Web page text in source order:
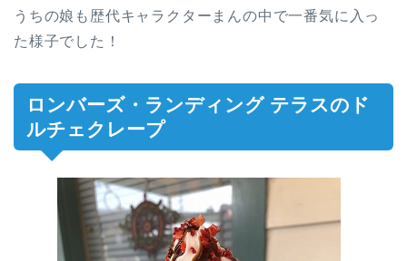
うちの娘も歴代キャラクターまんの中で一番気に入っ
た様子でした！
ロンバーズ・ランディング テラスのド
ルチェクレープ